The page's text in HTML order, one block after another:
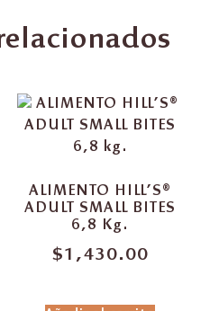
ALIMENTO HILL’S®
ADULT SMALL BITES
6,8 Kg.
$1,430.00